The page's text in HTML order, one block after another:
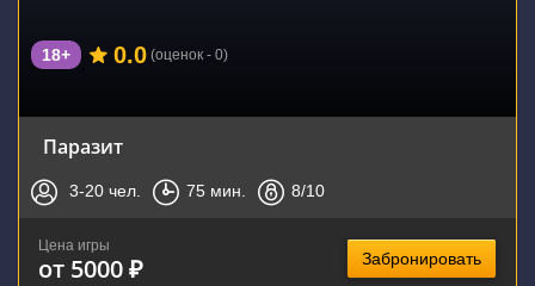
18+ 0.0 (оценок - 0)
Паразит
3-20 чел. 75 мин. 8/10
Цена игры
от 5000 ₽ Забронировать